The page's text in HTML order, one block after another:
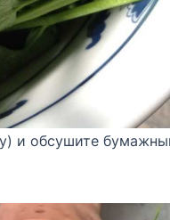
и обсушите